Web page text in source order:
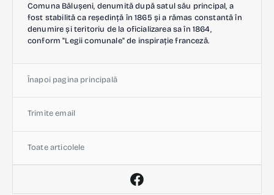
Comuna Bălușeni, denumită după satul său principal, a
fost stabilită ca reședință în 1865 și a rămas constantă în
denumire și teritoriu de la oficializarea sa în 1864,
conform "Legii comunale" de inspirație franceză.
Înapoi pagina principală
Trimite email
Toate articolele